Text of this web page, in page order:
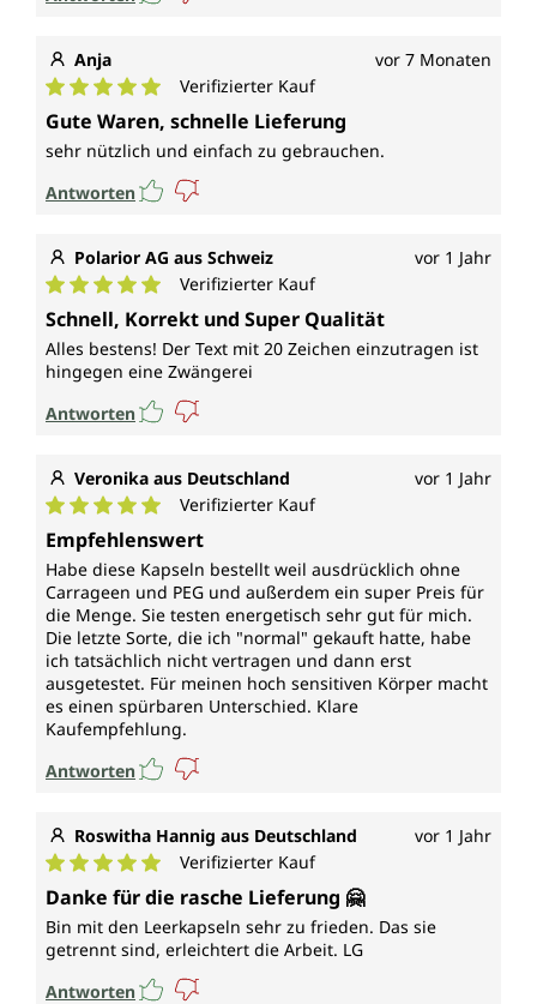
Anja vor 7 Monaten
Durchschnittliche Bewertung von 5 von 5 Sternen
Verifizierter Kauf
Gute Waren, schnelle Lieferung
sehr nützlich und einfach zu gebrauchen.
Antworten
Polarior AG aus Schweiz vor 1 Jahr
Durchschnittliche Bewertung von 5 von 5 Sternen
Verifizierter Kauf
Schnell, Korrekt und Super Qualität
Alles bestens! Der Text mit 20 Zeichen einzutragen ist
hingegen eine Zwängerei
Antworten
Veronika aus Deutschland vor 1 Jahr
Durchschnittliche Bewertung von 5 von 5 Sternen
Verifizierter Kauf
Empfehlenswert
Habe diese Kapseln bestellt weil ausdrücklich ohne
Carrageen und PEG und außerdem ein super Preis für
die Menge. Sie testen energetisch sehr gut für mich.
Die letzte Sorte, die ich "normal" gekauft hatte, habe
ich tatsächlich nicht vertragen und dann erst
ausgetestet. Für meinen hoch sensitiven Körper macht
es einen spürbaren Unterschied. Klare
Kaufempfehlung.
Antworten
Roswitha Hannig aus Deutschland vor 1 Jahr
Durchschnittliche Bewertung von 5 von 5 Sternen
Verifizierter Kauf
Danke für die rasche Lieferung 🤗
Bin mit den Leerkapseln sehr zu frieden. Das sie
getrennt sind, erleichtert die Arbeit. LG
Antworten